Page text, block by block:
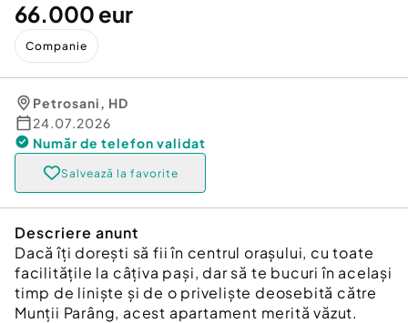
66.000 eur
Companie
Petrosani, HD
24.07.2026
Număr de telefon validat
Salvează la favorite
Descriere anunt
Dacă îți dorești să fii în centrul orașului, cu toate
facilitățile la câțiva pași, dar să te bucuri în același
timp de liniște și de o priveliște deosebită către
Munții Parâng, acest apartament merită văzut.